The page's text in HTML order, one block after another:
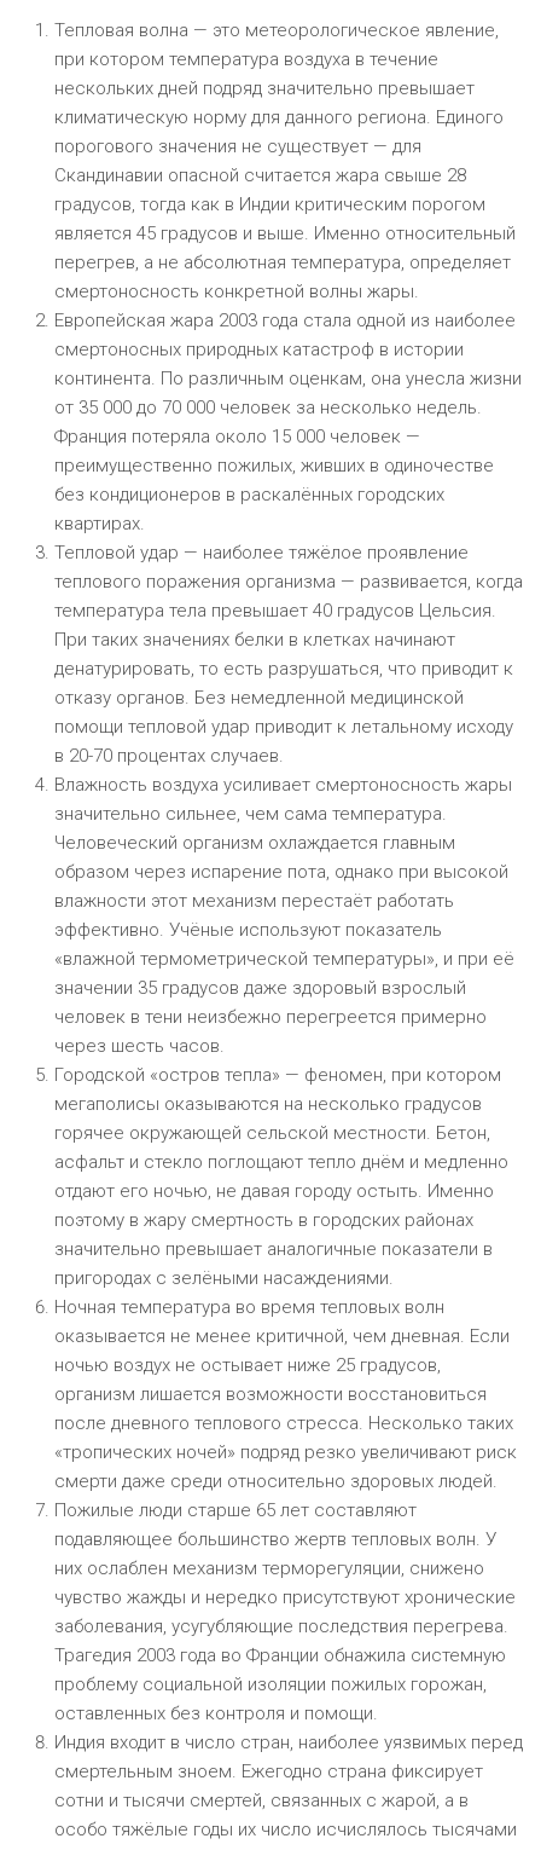
Тепловая волна — это метеорологическое явление,
при котором температура воздуха в течение
нескольких дней подряд значительно превышает
климатическую норму для данного региона. Единого
порогового значения не существует — для
Скандинавии опасной считается жара свыше 28
градусов, тогда как в Индии критическим порогом
является 45 градусов и выше. Именно относительный
перегрев, а не абсолютная температура, определяет
смертоносность конкретной волны жары.
Европейская жара 2003 года стала одной из наиболее
смертоносных природных катастроф в истории
континента. По различным оценкам, она унесла жизни
от 35 000 до 70 000 человек за несколько недель.
Франция потеряла около 15 000 человек —
преимущественно пожилых, живших в одиночестве
без кондиционеров в раскалённых городских
квартирах.
Тепловой удар — наиболее тяжёлое проявление
теплового поражения организма — развивается, когда
температура тела превышает 40 градусов Цельсия.
При таких значениях белки в клетках начинают
денатурировать, то есть разрушаться, что приводит к
отказу органов. Без немедленной медицинской
помощи тепловой удар приводит к летальному исходу
в 20-70 процентах случаев.
Влажность воздуха усиливает смертоносность жары
значительно сильнее, чем сама температура.
Человеческий организм охлаждается главным
образом через испарение пота, однако при высокой
влажности этот механизм перестаёт работать
эффективно. Учёные используют показатель
«влажной термометрической температуры», и при её
значении 35 градусов даже здоровый взрослый
человек в тени неизбежно перегреется примерно
через шесть часов.
Городской «остров тепла» — феномен, при котором
мегаполисы оказываются на несколько градусов
горячее окружающей сельской местности. Бетон,
асфальт и стекло поглощают тепло днём и медленно
отдают его ночью, не давая городу остыть. Именно
поэтому в жару смертность в городских районах
значительно превышает аналогичные показатели в
пригородах с зелёными насаждениями.
Ночная температура во время тепловых волн
оказывается не менее критичной, чем дневная. Если
ночью воздух не остывает ниже 25 градусов,
организм лишается возможности восстановиться
после дневного теплового стресса. Несколько таких
«тропических ночей» подряд резко увеличивают риск
смерти даже среди относительно здоровых людей.
Пожилые люди старше 65 лет составляют
подавляющее большинство жертв тепловых волн. У
них ослаблен механизм терморегуляции, снижено
чувство жажды и нередко присутствуют хронические
заболевания, усугубляющие последствия перегрева.
Трагедия 2003 года во Франции обнажила системную
проблему социальной изоляции пожилых горожан,
оставленных без контроля и помощи.
Индия входит в число стран, наиболее уязвимых перед
смертельным зноем. Ежегодно страна фиксирует
сотни и тысячи смертей, связанных с жарой, а в
особо тяжёлые годы их число исчислялось тысячами